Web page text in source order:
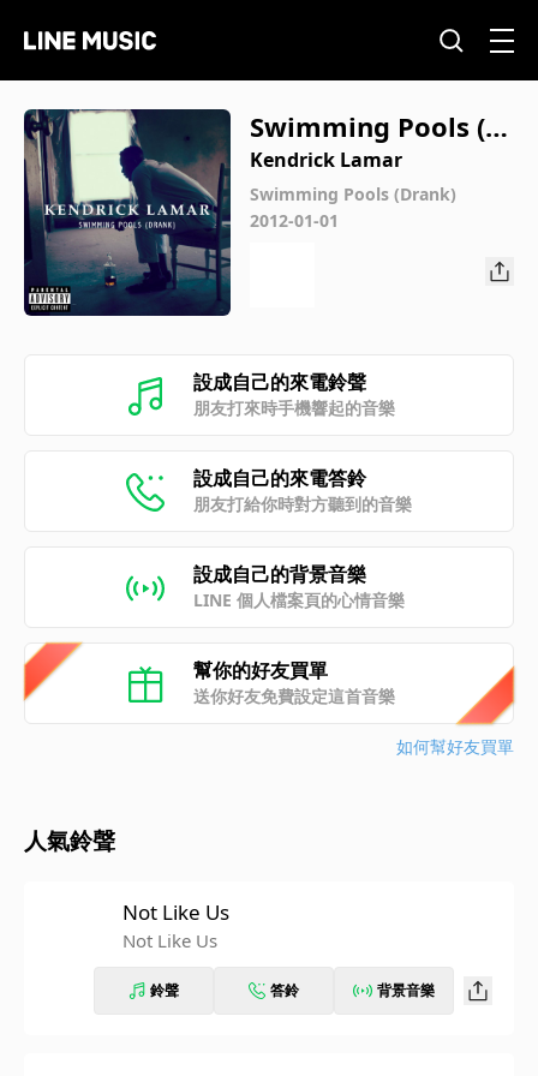
Swimming Pools (D
rank)
Kendrick Lamar
Swimming Pools (Drank)
2012-01-01
設成自己的來電鈴聲
朋友打來時手機響起的音樂
設成自己的來電答鈴
朋友打給你時對方聽到的音樂
設成自己的背景音樂
LINE 個人檔案頁的心情音樂
幫你的好友買單
送你好友免費設定這首音樂
如何幫好友買單
人氣鈴聲
Not Like Us
Not Like Us
鈴聲 答鈴 背景音樂